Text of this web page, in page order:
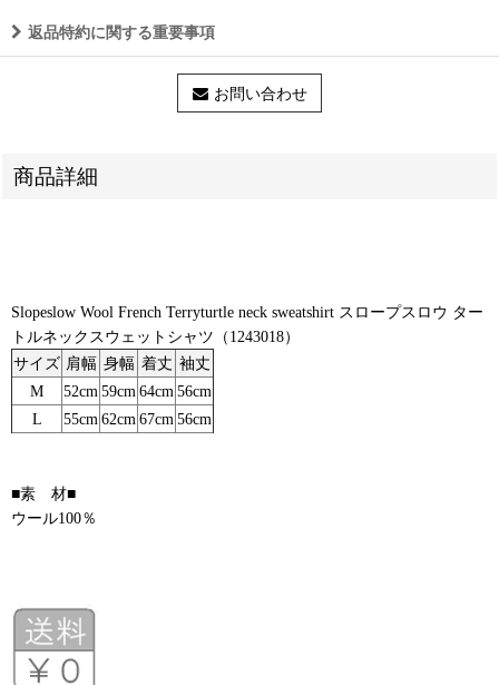
返品特約に関する重要事項
お問い合わせ
商品詳細
Slopeslow Wool French Terryturtle neck sweatshirt スロープスロウ ター
トルネックスウェットシャツ（1243018）
サイズ 肩幅 身幅 着丈 袖丈
M
52cm 59cm 64cm 56cm
L
55cm 62cm 67cm 56cm
■素 材■
ウール100％